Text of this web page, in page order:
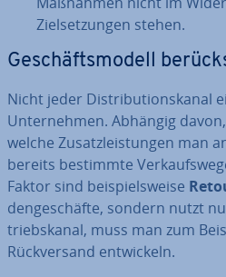
Ziel­set­zun­gen stehen.
Ge­schäfts­mo­dell
Nicht jeder Dis­tri­bu­ti­ons­ka­nal
Un­ter­neh­men. Abhängig
welche Zu­satz­leis­tun­gen man
bereits bestimmte
Faktor sind bei­spiels­wei­se
den­ge­schäf­te, sondern nutzt
triebs­ka­nal, muss man zum
Rück­ver­sand ent­wi­ckeln.